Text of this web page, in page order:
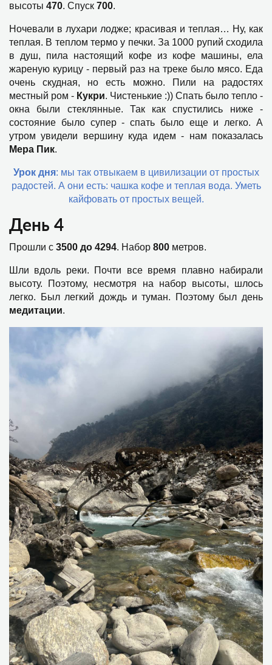
высоты 470. Спуск 700.
Ночевали в лухари лодже; красивая и теплая… Ну, как
теплая. В теплом термо у печки. За 1000 рупий сходила
в душ, пила настоящий кофе из кофе машины, ела
жареную курицу - первый раз на треке было мясо. Еда
очень скудная, но есть можно. Пили на радостях
местный ром - Кукри. Чистенькие :)) Спать было тепло -
окна были стеклянные. Так как спустились ниже -
состояние было супер - спать было еще и легко. А
утром увидели вершину куда идем - нам показалась
Мера Пик.
Урок дня: мы так отвыкаем в цивилизации от простых
радостей. А они есть: чашка кофе и теплая вода. Уметь
кайфовать от простых вещей.
День 4
Прошли с 3500 до 4294. Набор 800 метров.
Шли вдоль реки. Почти все время плавно набирали
высоту. Поэтому, несмотря на набор высоты, шлось
легко. Был легкий дождь и туман. Поэтому был день
медитации.